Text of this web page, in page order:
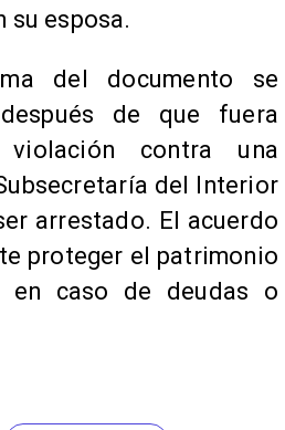
su esposa.
del documento se
de que fuera
violación contra una
del Interior
arrestado. El acuerdo
proteger el patrimonio
en caso de deudas o